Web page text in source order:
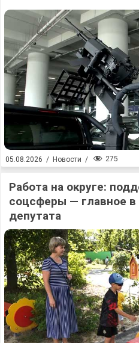
05.08.2026 / Новости / 275
Работа на округе:
соцсферы — главное в
депутата